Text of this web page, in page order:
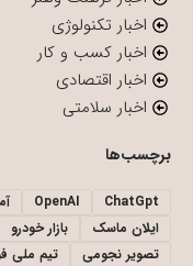
اخبار تکنولوژی
اخبار کسب و کار
اخبار اقتصادی
اخبار سلامتی
برچسب‌ها
ChatGpt
OpenAI
ایلان ماسک
بازار خودرو
تصویر نجومی
تیم ملی